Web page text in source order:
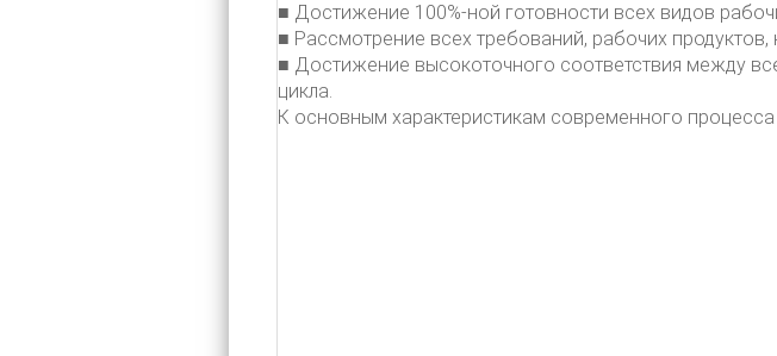
■ Достижение 100%-ной готовности всех видов
■ Рассмотрение всех требований, рабочих
■ Достижение высокоточного соответствия между
цикла.
К основным характеристикам современного процесса